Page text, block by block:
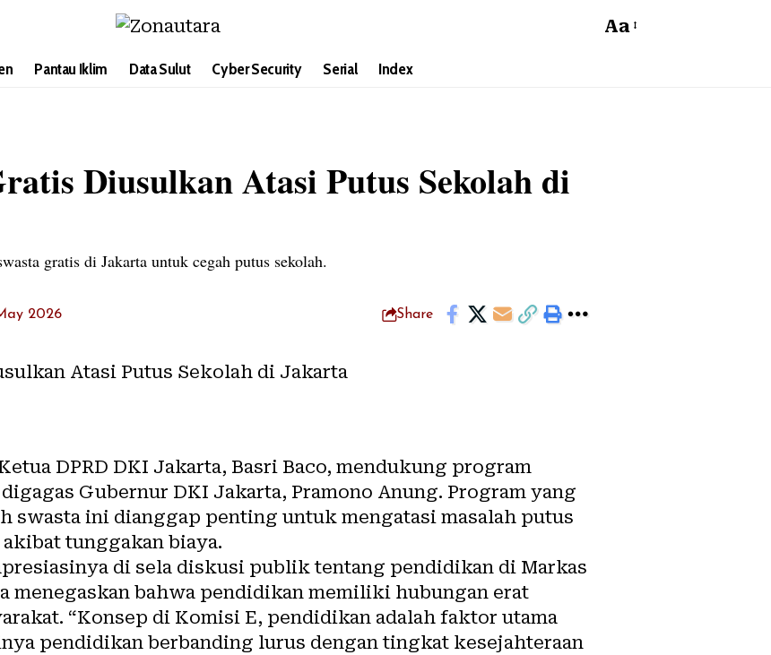
Aa
Pantau Iklim Data Sulut Cyber Security Serial Index
Diusulkan Atasi Putus Sekolah di
gratis di Jakarta untuk cegah putus sekolah.
2026 Share
DPRD DKI Jakarta, Basri Baco, mendukung program
Gubernur DKI Jakarta, Pramono Anung. Program yang
swasta ini dianggap penting untuk mengatasi masalah putus
tunggakan biaya.
di sela diskusi publik tentang pendidikan di Markas
menegaskan bahwa pendidikan memiliki hubungan erat
“Konsep di Komisi E, pendidikan adalah faktor utama
pendidikan berbanding lurus dengan tingkat kesejahteraan